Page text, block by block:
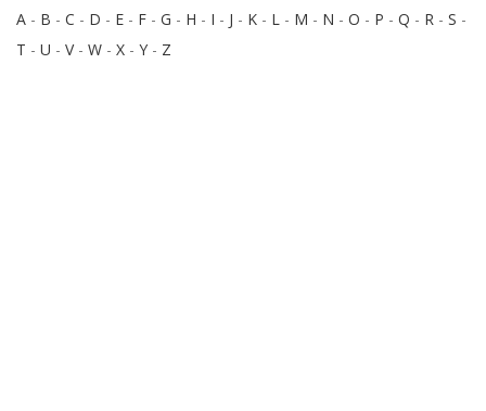
A - B - C - D - E - F - G - H - I - J - K - L - M - N - O - P - Q - R - S -
T - U - V- W - X - Y - Z